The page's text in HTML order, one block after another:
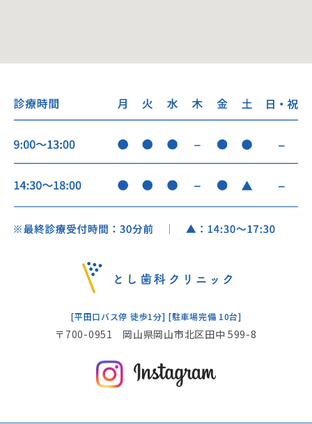
[平田口バス停 徒歩1分] [駐車場完備 10台]
〒700-0951 岡山県岡山市北区田中 599-8